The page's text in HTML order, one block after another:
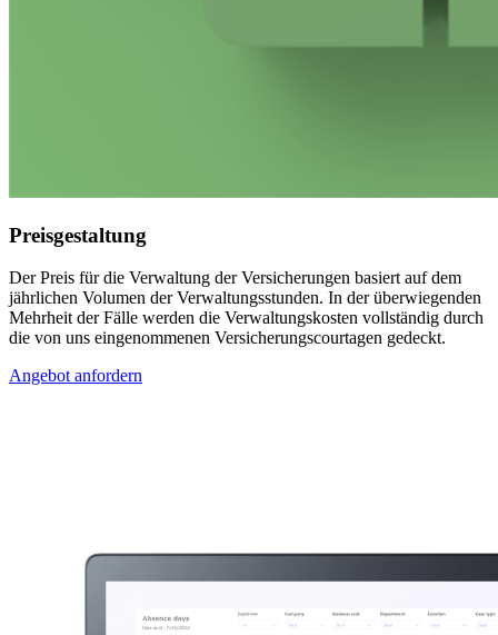
Preisgestaltung
Der Preis für die Verwaltung der Versicherungen basiert auf dem
jährlichen Volumen der Verwaltungsstunden. In der überwiegenden
Mehrheit der Fälle werden die Verwaltungskosten vollständig durch
die von uns eingenommenen Versicherungscourtagen gedeckt.
Angebot anfordern